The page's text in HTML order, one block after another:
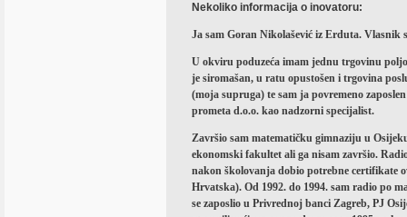
Nekoliko informacija o inovatoru:
Ja sam Goran Nikolašević iz Erduta.
U okviru poduzeća imam jednu trgovinu
je siromašan, u ratu opustošen i trgovina
(moja supruga) te sam ja povremeno
prometa d.o.o. kao nadzorni specijalist.
Završio sam matematičku gimnaziju u
ekonomski fakultet ali ga nisam završio.
nakon školovanja dobio potrebne certifikate
Hrvatska). Od 1992. do 1994. sam radio po
se zaposlio u Privrednoj banci Zagreb, PJ